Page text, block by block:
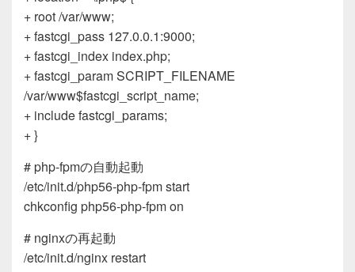
+ root /var/www;
+ fastcgi_pass 127.0.0.1:9000;
+ fastcgi_index index.php;
+ fastcgi_param SCRIPT_FILENAME
/var/www$fastcgi_script_name;
+ include fastcgi_params;
+ }
# php-fpmの自動起動
/etc/init.d/php56-php-fpm start
chkconfig php56-php-fpm on
# nginxの再起動
/etc/init.d/nginx restart